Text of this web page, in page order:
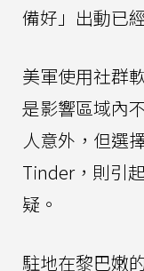
備好」出動已
美軍使用社群
是影響區域內
人意外，但選
Tinder，則引
疑。
駐地在黎巴嫩